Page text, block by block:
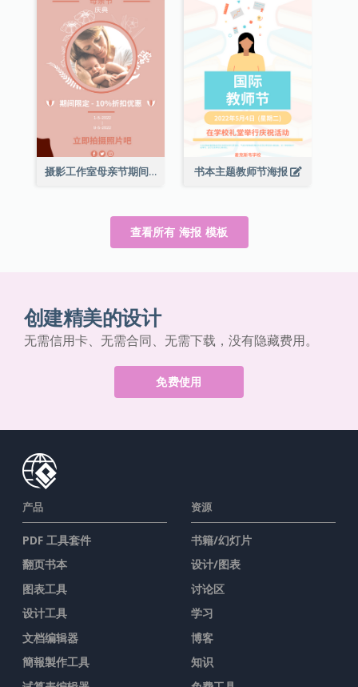
摄影工作室母亲节期间限定优惠宣传海报 书本主题教师节海报
查看所有 海报 模板
创建精美的设计
无需信用卡、无需合同、无需下载，没有隐藏费用。
免费使用
产品
PDF 工具套件
翻页书本
图表工具
设计工具
文档编辑器
簡報製作工具
资源
书籍/幻灯片
设计/图表
讨论区
学习
博客
知识